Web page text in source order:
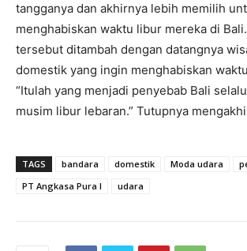
tangganya dan akhirnya lebih memilih
menghabiskan waktu libur mereka di
tersebut ditambah dengan datangnya
domestik yang ingin menghabiskan
“Itulah yang menjadi penyebab Bali
musim libur lebaran.” Tutupnya
TAGS bandara domestik Moda udara
PT Angkasa Pura I
udara